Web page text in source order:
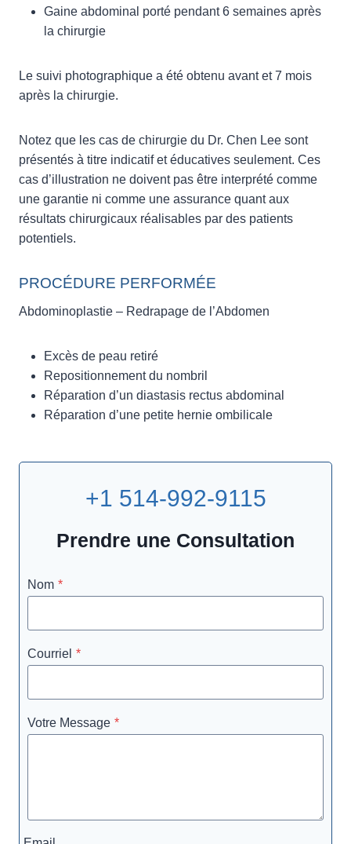
Gaine abdominal porté pendant 6 semaines après
la chirurgie
Le suivi photographique a été obtenu avant et 7 mois
après la chirurgie.
Notez que les cas de chirurgie du Dr. Chen Lee sont
présentés à titre indicatif et éducatives seulement. Ces
cas d’illustration ne doivent pas être interprété comme
une garantie ni comme une assurance quant aux
résultats chirurgicaux réalisables par des patients
potentiels.
PROCÉDURE PERFORMÉE
Abdominoplastie – Redrapage de l’Abdomen
Excès de peau retiré
Repositionnement du nombril
Réparation d’un diastasis rectus abdominal
Réparation d’une petite hernie ombilicale
+1 514-992-9115
Prendre une Consultation
Nom *
Courriel *
Votre Message *